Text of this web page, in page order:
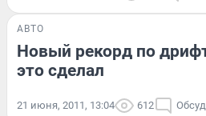
АВТО
Новый рекорд по
это сделал
21 июня, 2011, 13:04 612